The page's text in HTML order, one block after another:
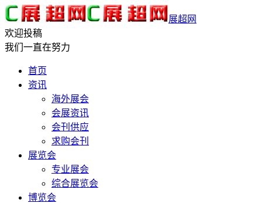
展超网
欢迎投稿
我们一直在努力
首页
资讯
海外展会
会展资讯
会刊供应
求购会刊
展览会
专业展会
综合展览会
博览会